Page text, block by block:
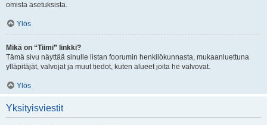
omista asetuksista.
Ylös
Mikä on “Tiimi” linkki?
Tämä sivu näyttää sinulle listan foorumin henkilökunnasta, mukaanluettuna
ylläpitäjät, valvojat ja muut tiedot, kuten alueet joita he valvovat.
Ylös
Yksityisviestit